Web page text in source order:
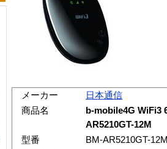
メーカー
日本通信
商品名
b-mobile4G WiFi3
AR5210GT-12M
型番
BM-AR5210GT-